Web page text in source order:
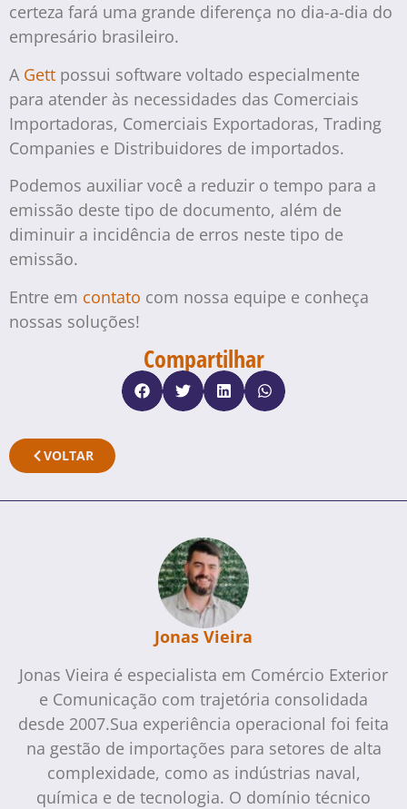
certeza fará uma grande diferença no dia-a-dia do
empresário brasileiro.
A Gett possui software voltado especialmente
para atender às necessidades das Comerciais
Importadoras, Comerciais Exportadoras, Trading
Companies e Distribuidores de importados.
Podemos auxiliar você a reduzir o tempo para a
emissão deste tipo de documento, além de
diminuir a incidência de erros neste tipo de
emissão.
Entre em contato com nossa equipe e conheça
nossas soluções!
Compartilhar
VOLTAR
Jonas Vieira
Jonas Vieira é especialista em Comércio Exterior
e Comunicação com trajetória consolidada
desde 2007.Sua experiência operacional foi feita
na gestão de importações para setores de alta
complexidade, como as indústrias naval,
química e de tecnologia. O domínio técnico